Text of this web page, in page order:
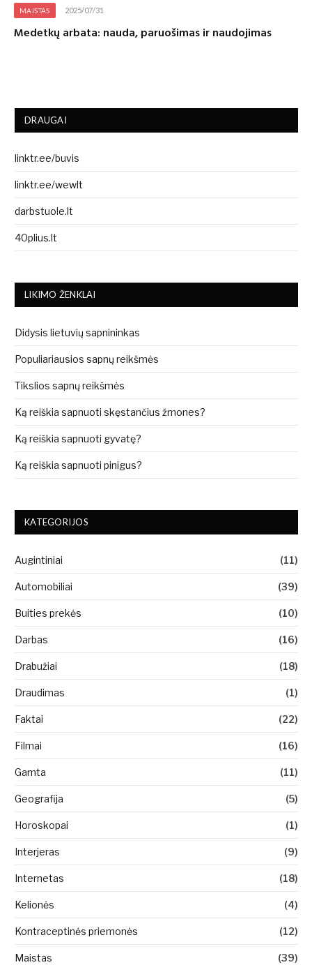
MAISTAS 2025/07/31
Medetkų arbata: nauda, paruošimas ir naudojimas
DRAUGAI
linktr.ee/buvis
linktr.ee/wewlt
darbstuole.lt
40plius.lt
LIKIMO ŽENKLAI
Didysis lietuvių sapnininkas
Populiariausios sapnų reikšmės
Tikslios sapnų reikšmės
Ką reiškia sapnuoti skęstančius žmones?
Ką reiškia sapnuoti gyvatę?
Ką reiškia sapnuoti pinigus?
KATEGORIJOS
Augintiniai (11)
Automobiliai (39)
Buities prekės (10)
Darbas (16)
Drabužiai (18)
Draudimas (1)
Faktai (22)
Filmai (16)
Gamta (11)
Geografija (5)
Horoskopai (1)
Interjeras (9)
Internetas (18)
Kelionės (4)
Kontraceptinės priemonės (12)
Maistas (39)